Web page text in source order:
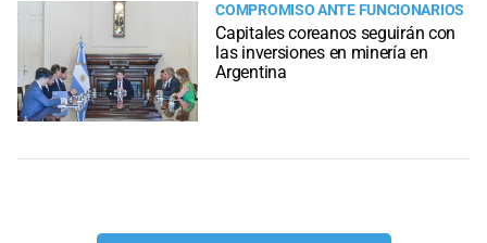
COMPROMISO ANTE FUNCIONARIOS
Capitales coreanos seguirán con
las inversiones en minería en
Argentina